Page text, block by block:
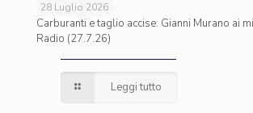
28 Luglio 2026
Carburanti e taglio accise: Gianni Murano ai
Radio (27.7.26)
Leggi tutto